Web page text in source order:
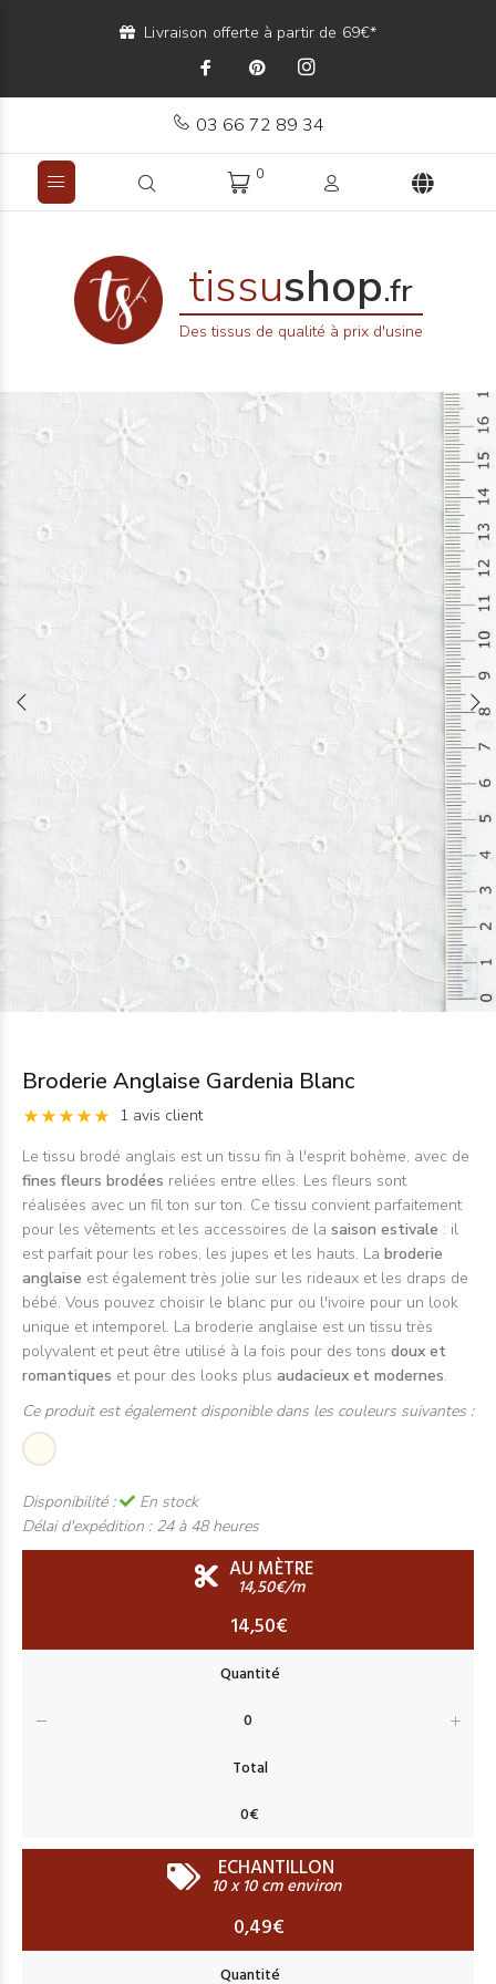
Livraison offerte à partir de 69€*
03 66 72 89 34
0
tissushop.fr
Des tissus de qualité à prix d'usine
Broderie Anglaise Gardenia Blanc
1 avis client
Le tissu brodé anglais est un tissu fin à l'esprit bohème, avec de
fines fleurs brodées reliées entre elles. Les fleurs sont
réalisées avec un fil ton sur ton. Ce tissu convient parfaitement
pour les vêtements et les accessoires de la saison estivale : il
est parfait pour les robes, les jupes et les hauts. La broderie
anglaise est également très jolie sur les rideaux et les draps de
bébé. Vous pouvez choisir le blanc pur ou l'ivoire pour un look
unique et intemporel. La broderie anglaise est un tissu très
polyvalent et peut être utilisé à la fois pour des tons doux et
romantiques et pour des looks plus audacieux et modernes.
Ce produit est également disponible dans les couleurs suivantes :
Disponibilité :
En stock
Délai d'expédition : 24 à 48 heures
AU MÈTRE
14,50€/m
14,50€
ECHANTILLON
10 x 10 cm environ
0,49€